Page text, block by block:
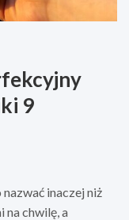
9
inaczej niż
na chwilę, a